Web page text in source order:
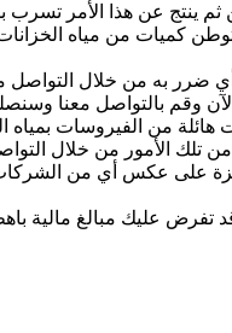
ينتج عن هذا الأمر تسرب
كميات من مياه
ضرر به من خلال
وقم بالتواصل معنا
من الفيروسات بمياه
من تلك الأمور من خلال
على عكس أي من الشركات
عليك مبالغ مالية